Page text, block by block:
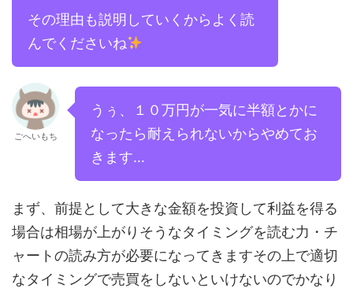
その理由も説明していくからよく読
んでくださいね
ごへいもち
うぅ、１０万円が一気に半額とかに
なったら耐えられないからやめてお
きます…
まず、前提として大きな金額を投資して利益を得る
場合は相場が上がりそうなタイミングを読む力・チ
ャートの読み方が必要になってきますその上で適切
なタイミングで売買をしないといけないのでかなり